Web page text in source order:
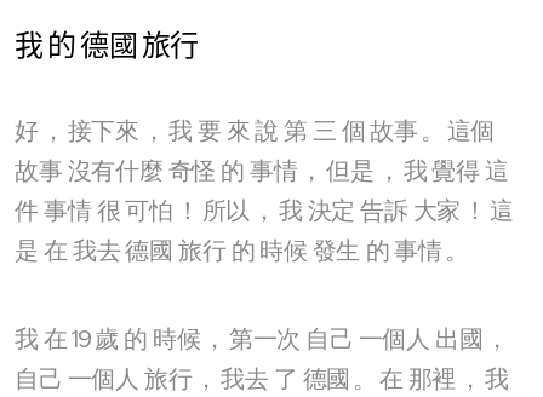
我 的德國 旅行
好 ， 接下來 ， 我 要 來說 第 三 個 故事 。 這個
故事 沒有什麼 奇怪 的 事情 ， 但是 ， 我覺得這
件事情 很可怕 ！ 所以 ， 我 決定 告訴 大家 ！ 這
是 在 我去德國 旅行 的 時候 發生 的事情 。
我 在19歲 的 時候 ， 第一次 自己 一個人 出國 ，
自己 一個人 旅行 ， 我去 了 德國 。 在 那裡 ， 我